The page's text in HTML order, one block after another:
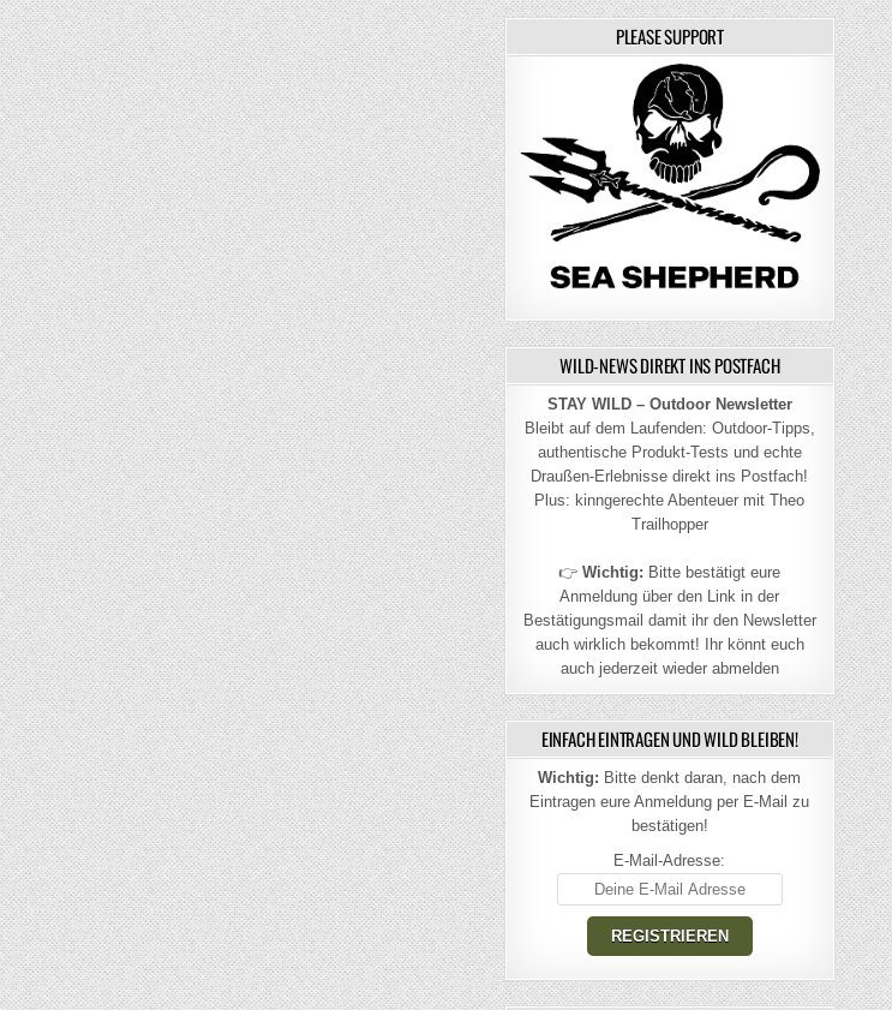
PLEASE SUPPORT
WILD-NEWS DIREKT INS POSTFACH
STAY WILD – Outdoor Newsletter
Bleibt auf dem Laufenden: Outdoor-Tipps,
authentische Produkt-Tests und echte
Draußen-Erlebnisse direkt ins Postfach!
Plus: kinngerechte Abenteuer mit Theo
Trailhopper
👉Wichtig: Bitte bestätigt eure
Anmeldung über den Link in der
Bestätigungsmail damit ihr den Newsletter
auch wirklich bekommt! Ihr könnt euch
auch jederzeit wieder abmelden
EINFACH EINTRAGEN UND WILD BLEIBEN!
Wichtig: Bitte denkt daran, nach dem
Eintragen eure Anmeldung per E-Mail zu
bestätigen!
E-Mail-Adresse: